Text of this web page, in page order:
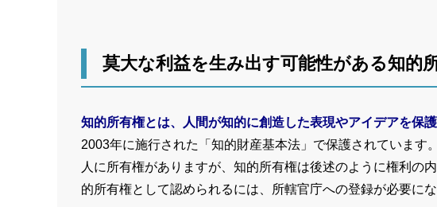
莫大な利益を生み出す可能性がある知的
知的所有権とは、人間が知的に創造した表現やアイデアを保
2003年に施行された「知的財産基本法」で保護されています
人に所有権がありますが、知的所有権は後述のように権利の
的所有権として認められるには、所轄官庁への登録が必要にな